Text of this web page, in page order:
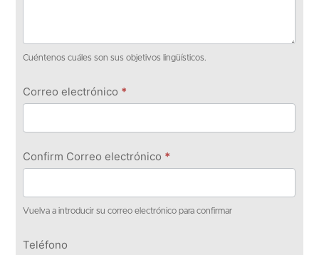
Cuéntenos cuáles son sus objetivos lingüísticos.
Correo electrónico *
Confirm Correo electrónico *
Vuelva a introducir su correo electrónico para confirmar
Teléfono